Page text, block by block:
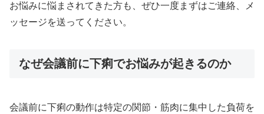
お悩みに悩まされてきた方も、ぜひ一度まずはご連絡、メ
ッセージを送ってください。
なぜ会議前に下痢でお悩みが起きるのか
会議前に下痢の動作は特定の関節・筋肉に集中した負荷を